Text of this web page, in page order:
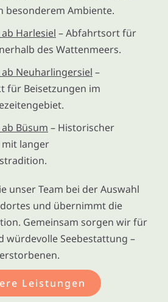
besonderem Ambiente.
Harlesiel – Abfahrtsort für
des Wattenmeers.
Neuharlingersiel –
für Beisetzungen im
Büsum – Historischer
mit langer
unser Team bei der Auswahl
und übernimmt die
Gemeinsam sorgen wir für
würdevolle Seebestattung –
Leistungen